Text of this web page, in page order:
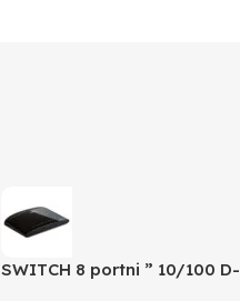
SWITCH 8 portni ” 10/100 D-